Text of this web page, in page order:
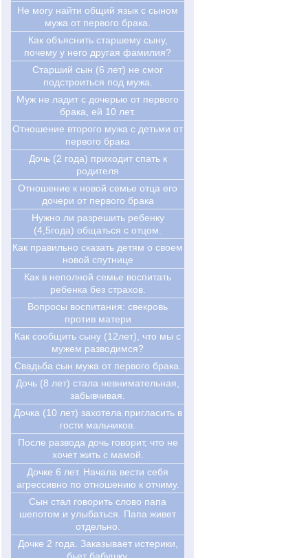
Не могу найти общий язык с сыном
мужа от первого брака.
Как объяснить старшему сыну,
почему у него другая фамилия?
Старший сын (6 лет) не смог
подстроиться под мужа.
Муж не ладит с дочерью от первого
брака, ей 10 лет.
Отношение второго мужа с детьми от
первого брака
Дочь (2 года) приходит спать к
родителя
Отношение к новой семье отца его
дочери от первого брака
Нужно ли разрешить ребенку
(4,5года) общаться с отцом.
Как правильно сказать детям о своем
новой спутнице
Как в неполной семье воспитать
ребенка без страхов.
Вопросы воспитания: свекровь
против матери
Как сообщить сыну (12лет), что мы с
мужем разводимся?
Свадьба сын мужа от первого брака.
Дочь (8 лет) стала невнимательная,
забывчивая.
Дочка (10 лет) захотела пригласить в
гости мальчиков.
После развода дочь говорит, что не
хочет жить с мамой.
Дочке 6 лет. Начала вести себя
агрессивно по отношению к отчиму.
Сын стал говорить слово папа
шепотом и улыбаться. Папа живет
отдельно.
Дочке 2 года. Заказывает истерики,